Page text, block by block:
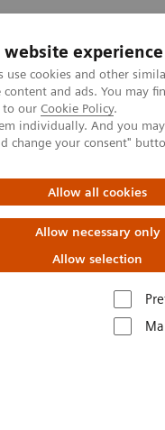
website experience
use cookies and other
and ads. You may
to our Cookie Policy.
individually. And you
change your consent"
Allow all cookies
Allow necessary only
Allow selection
Hinweise und
zu
Aussagen
zur
Veranstaltung,
Webcast erklären